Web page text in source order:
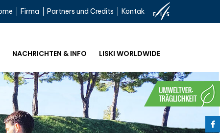
Firma Partners und Credits Kontak
NACHRICHTEN & INFO LISKI WORLDWIDE